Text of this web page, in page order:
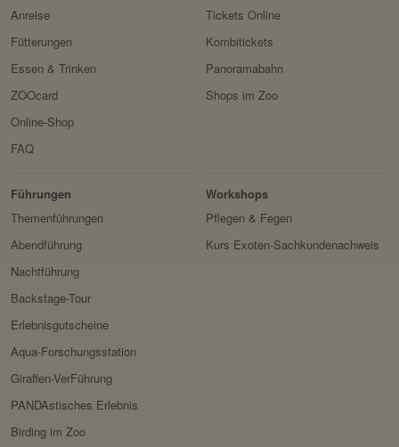
Anreise
Fütterungen
Essen & Trinken
ZOOcard
Tickets Online
Kombitickets
Panoramabahn
Shops im Zoo
Online-Shop
FAQ
Zoo
Führungen
Themenführungen
Abendführung
Nachtführung
Backstage-Tour
Erlebnisgutscheine
Aqua-Forschungsstation
Giraffen-VerFührung
PANDAstisches Erlebnis
Birding im Zoo
Workshops
Pflegen & Fegen
Kurs Exoten-Sachkundenachweis
&
Forschung